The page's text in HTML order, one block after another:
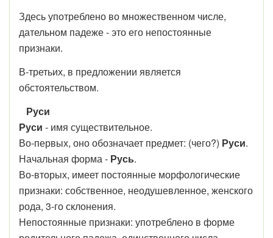
Здесь употреблено во множественном числе,
дательном падеже - это его непостоянные
признаки.
В-третьих, в предложении является
обстоятельством.
Руси
Руси - имя существительное.
Во-первых, оно обозначает предмет: (чего?) Руси.
Начальная форма - Русь.
Во-вторых, имеет постоянные морфологические
признаки: собственное, неодушевленное, женского
рода, 3-го склонения.
Непостоянные признаки: употреблено в форме